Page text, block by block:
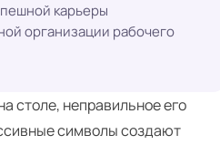
карьеры
организации рабочего
столе, неправильное его
символы создают